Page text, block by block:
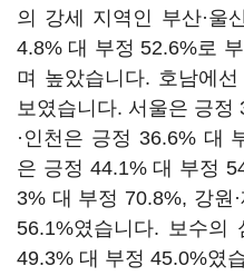
의 강세 지역인 부산·울
4.8% 대 부정 52.6%로
며 높았습니다. 호남에
보였습니다. 서울은 긍정
·인천은 긍정 36.6% 대
은 긍정 44.1% 대 부정
3% 대 부정 70.8%, 강원
56.1%였습니다. 보수의
49.3% 대 부정 45.0%였